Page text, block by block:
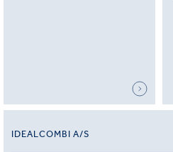
IDEALCOMBI A/S